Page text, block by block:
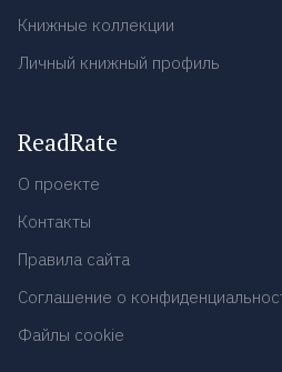
Книжные коллекции
Личный книжный профиль
ReadRate
О проекте
Контакты
Правила сайта
Соглашение о
Файлы cookie